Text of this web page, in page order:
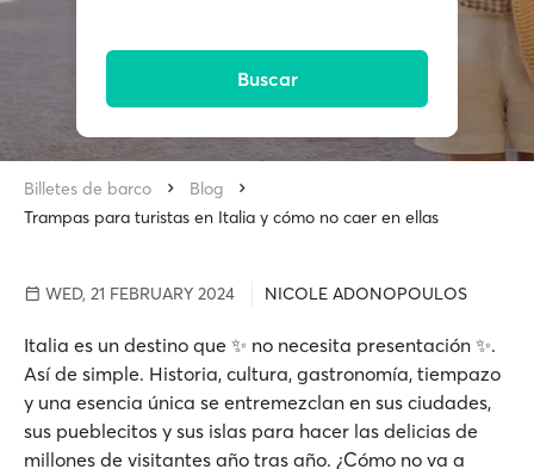
Buscar
Billetes de barco
Blog
Trampas para turistas en Italia y cómo no caer en ellas
WED, 21 FEBRUARY 2024 NICOLE ADONOPOULOS
Italia es un destino que ✨ no necesita presentación ✨.
Así de simple. Historia, cultura, gastronomía, tiempazo
y una esencia única se entremezclan en sus ciudades,
sus pueblecitos y sus islas para hacer las delicias de
millones de visitantes año tras año. ¿Cómo no va a